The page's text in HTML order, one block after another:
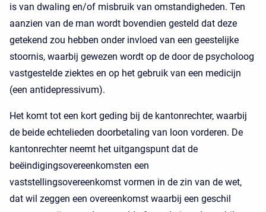
is van dwaling en/of misbruik van omstandigheden. Ten
aanzien van de man wordt bovendien gesteld dat deze
getekend zou hebben onder invloed van een geestelijke
stoornis, waarbij gewezen wordt op de door de psycholoog
vastgestelde ziektes en op het gebruik van een medicijn
(een antidepressivum).
Het komt tot een kort geding bij de kantonrechter, waarbij
de beide echtelieden doorbetaling van loon vorderen. De
kantonrechter neemt het uitgangspunt dat de
beëindigingsovereenkomsten een
vaststellingsovereenkomst vormen in de zin van de wet,
dat wil zeggen een overeenkomst waarbij een geschil